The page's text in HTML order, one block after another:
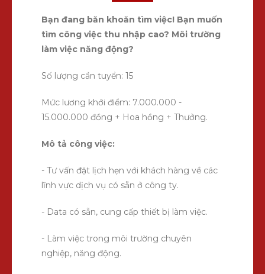
Bạn đang băn khoăn tìm việc! Bạn muốn
tìm công việc thu nhập cao? Môi trường
làm việc năng động?
Số lượng cần tuyển: 15
Mức lương khởi điểm: 7.000.000 -
15.000.000 đồng + Hoa hồng + Thưởng.
Mô tả công việc:
- Tư vấn đặt lịch hẹn với khách hàng về các
lĩnh vực dịch vụ có sẵn ở công ty.
- Data có sẵn, cung cấp thiết bị làm việc.
- Làm việc trong môi trường chuyên
nghiệp, năng động.